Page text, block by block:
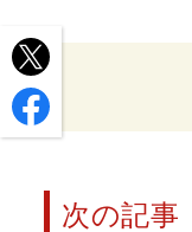
次の記事